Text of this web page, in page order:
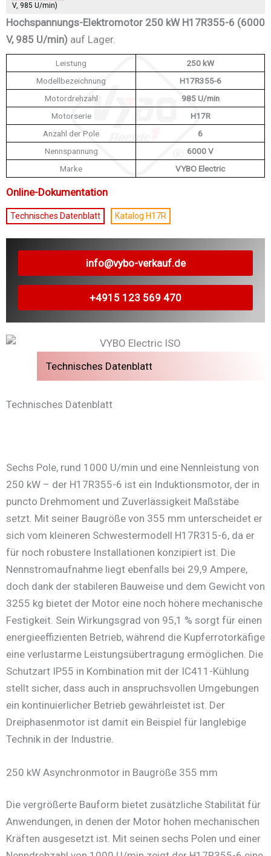
V, 985 U/min)
Hochspannungs-Elektromotor 250 kW H17R355-6 (6000
V, 985 U/min) auf Lager.
Leistung
250 kW
Modellbezeichnung
H17R355-6
Motordrehzahl
985 U/min
Motorserie
H17R
Anzahl der Pole
6
Nennspannung
6000 V
Marke
VYBO Electric
Online-Dokumentation
Technisches Datenblatt Katalog H17R
info@vybo-verkauf.de
+4915 123 569 470
Technisches Datenblatt
Technisches Datenblatt
Sechs Pole, rund 1000 U/min und eine Nennleistung von
250 kW – der H17R355-6 ist ein Induktionsmotor, der in
puncto Drehmoment und Zuverlässigkeit Maßstäbe
setzt. Mit seiner Baugröße von 355 mm unterscheidet er
sich vom kleineren Schwestermodell H17R315-6, da er
für noch robustere Installationen konzipiert ist. Die
Nennstromaufnahme liegt ebenfalls bei 29,9 Ampere,
doch dank der stabileren Bauweise und dem Gewicht von
3255 kg bietet der Motor eine noch höhere mechanische
Festigkeit. Sein Wirkungsgrad von 95,1 % sorgt für einen
energieeffizienten Betrieb, während die Kupferrotorkäfige
eine verlustarme Leistungsübertragung ermöglichen. Die
Schutzart IP55 in Kombination mit der IC411-Kühlung
stellt sicher, dass auch in anspruchsvollen Umgebungen
ein kontinuierlicher Betrieb gewährleistet ist. Der
Dreiphasenmotor ist damit ein Beispiel für langlebige
Technik in der Industrie.
250 kW Asynchronmotor in Baugröße 355 mm
Die vergrößerte Bauform bietet zusätzliche Stabilität für
Anwendungen, in denen der Motor hohen mechanischen
Kräften ausgesetzt ist. Mit seinen sechs Polen und einer